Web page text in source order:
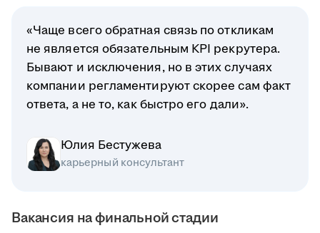
«Чаще всего обратная связь по откликам
не является обязательным KPI рекрутера.
Бывают и исключения, но в этих случаях
компании регламентируют скорее сам факт
ответа, а не то, как быстро его дали».
Юлия Бестужева
карьерный консультант
Вакансия на финальной стадии